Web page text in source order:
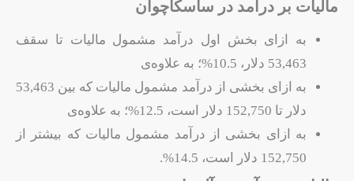
مالیات بر درآمد در ساسکاچوان
به ازای بخش اول درآمد مشمول مالیات تا سقف
53,463 دلار، 10.5%؛ به علاوه‌ی
به ازای بخشی از درآمد مشمول مالیات که بین 53,463
دلار تا 152,750 دلار است، 12.5%؛ به علاوه‌ی
به ازای بخشی از درآمد مشمول مالیات که بیشتر از
152,750 دلار است، 14.5%.